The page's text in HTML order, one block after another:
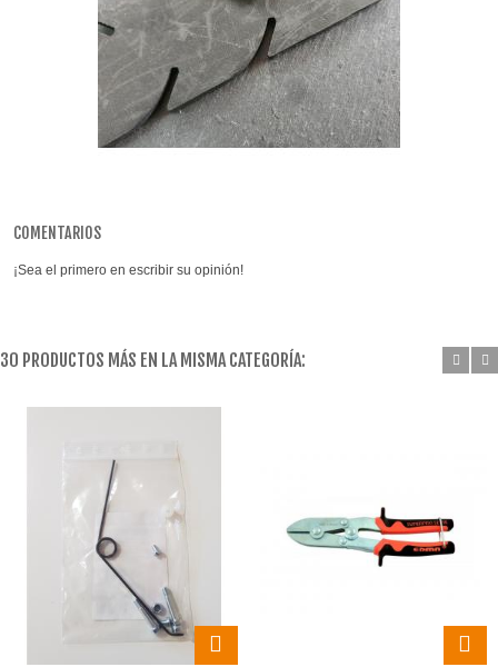
COMENTARIOS
¡Sea el primero en escribir su opinión!
30 PRODUCTOS MÁS EN LA MISMA CATEGORÍA: